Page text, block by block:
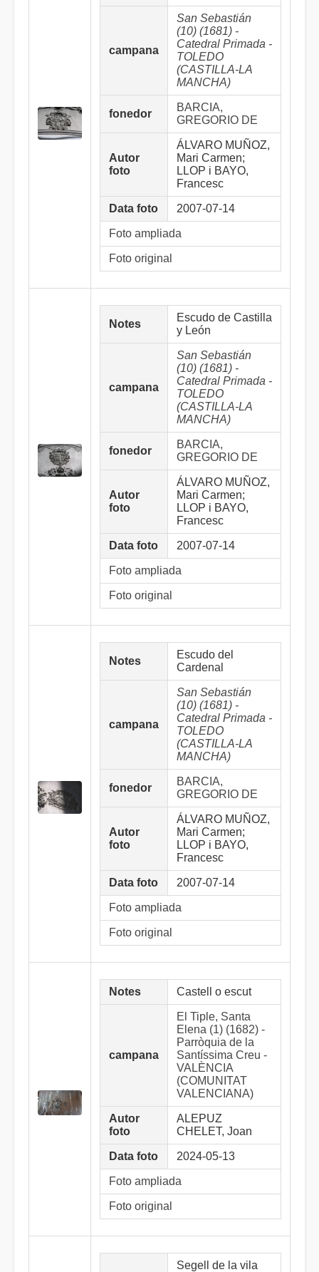
campana
San Sebastián
(10) (1681) -
Catedral Primada -
TOLEDO
(CASTILLA-LA
MANCHA)
fonedor
BARCIA,
GREGORIO DE
Autor
foto
ÁLVARO MUÑOZ,
Mari Carmen;
LLOP i BAYO,
Francesc
Data foto 2007-07-14
Foto ampliada
Foto original
Notes
Escudo de Castilla
y León
campana
San Sebastián
(10) (1681) -
Catedral Primada -
TOLEDO
(CASTILLA-LA
MANCHA)
fonedor
BARCIA,
GREGORIO DE
Autor
foto
ÁLVARO MUÑOZ,
Mari Carmen;
LLOP i BAYO,
Francesc
Data foto 2007-07-14
Foto ampliada
Foto original
Notes
Escudo del
Cardenal
campana
San Sebastián
(10) (1681) -
Catedral Primada -
TOLEDO
(CASTILLA-LA
MANCHA)
fonedor
BARCIA,
GREGORIO DE
Autor
foto
ÁLVARO MUÑOZ,
Mari Carmen;
LLOP i BAYO,
Francesc
Data foto 2007-07-14
Foto ampliada
Foto original
Notes Castell o escut
campana
El Tiple, Santa
Elena (1) (1682) -
Parròquia de la
Santíssima Creu -
VALÈNCIA
(COMUNITAT
VALENCIANA)
Autor
foto
ALEPUZ
CHELET, Joan
Data foto 2024-05-13
Foto ampliada
Foto original
Segell de la vila